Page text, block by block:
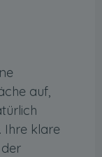
auf,
Ihre klare